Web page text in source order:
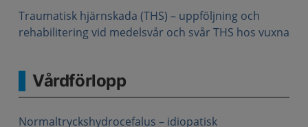
Traumatisk hjärnskada (THS) – uppföljning och
rehabilitering vid medelsvår och svår THS hos vuxna
Vårdförlopp
Normaltryckshydrocefalus – idiopatisk